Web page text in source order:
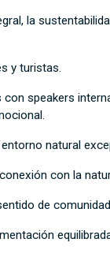
la
y turistas.
speakers
natural
con la
de